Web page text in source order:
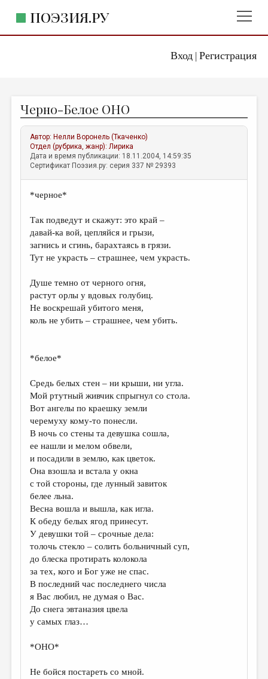
Вход| Регистрация
ПОЭЗИЯ.РУ
ЖАНРЫ
АВТОРЫ
КОММЕНТАРИИ
ЛИТСАЛОН
НОВОСТИ
ПРАВИЛА САЙТА
ОТДЕЛЫ И РУБРИКИ
ИЗБРАННОЕ
ДАЙДЖЕСТ
ПРОИЗВЕДЕНИЯ
ПЕРЕВОДЫ
КНИЖНАЯ ПОЛКА
ОБЗОР ЛИТЕРАТУРЫ
СТРАНИЦЫ ПАМЯТИ
ОБЪЯВЛЕНИЯ
КОЛОНКА РЕДАКТОРА
РЕДКОЛЛЕГИЯ
ОТ РЕДАКЦИИ
МАЛАЯ ПРОЗА
ЭССЕИСТИКА
ЛИТЕРАТУРОВЕДЕНИЕ
КУЛЬТУРОВЕДЕНИЕ
ПУБЛИЦИСТИКА
РЕЦЕНЗИРОВАНИЕ
Черно-Белое ОНО
Автор: Нелли Воронель (Ткаченко)
Отдел (рубрика, жанр):Лирика
Дата и время публикации: 18.11.2004, 14:59:35
Сертификат Поэзия.ру: серия 337 № 29393
*черное*
Так подведут и скажут: это край –
давай-ка вой, цепляйся и грызи,
загнись и сгинь, барахтаясь в грязи.
Тут не украсть – страшнее, чем украсть.
Душе темно от черного огня,
растут орлы у вдовых голубиц.
Не воскрешай убитого меня,
коль не убить – страшнее, чем убить.
*белое*
Средь белых стен – ни крыши, ни угла.
Мой ртутный живчик спрыгнул со стола.
Вот ангелы по краешку земли
черемуху кому-то понесли.
В ночь со стены та девушка сошла,
ее нашли и мелом обвели,
и посадили в землю, как цветок.
Она взошла и встала у окна
с той стороны, где лунный завиток
белее льна.
Весна вошла и вышла, как игла.
К обеду белых ягод принесут.
У девушки той – срочные дела:
толочь стекло – солить больничный суп,
до блеска протирать колокола
за тех, кого и Бог уже не спас.
В последний час последнего числа
я Вас любил, не думая о Вас.
До снега эвтаназия цвела
у самых глаз…
*ОНО*
Не бойся постареть со мной.